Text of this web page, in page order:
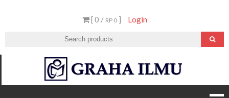
[ 0 / RP 0] Login
Ilmu